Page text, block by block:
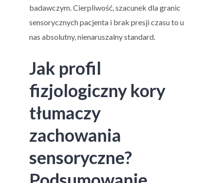
badawczym. Cierpliwość, szacunek dla granic
sensorycznych pacjenta i brak presji czasu to u
nas absolutny, nienaruszalny standard.
Jak profil
fizjologiczny kory
tłumaczy
zachowania
sensoryczne?